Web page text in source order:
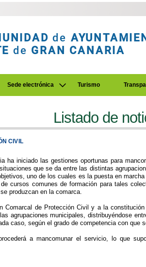
de
de GRAN CANARIA
Sede electrónica Turismo
Listado de
CIVIL
ha iniciado las gestiones oportunas para
que se da entre las distintas
uno de los cuales es la puesta en
cursos comunes de formación para tales
produzcan en la comarca.
de Protección Civil y a la
agrupaciones municipales, distribuyéndose
caso, según el grado de competencia con que
a mancomunar el servicio, lo que